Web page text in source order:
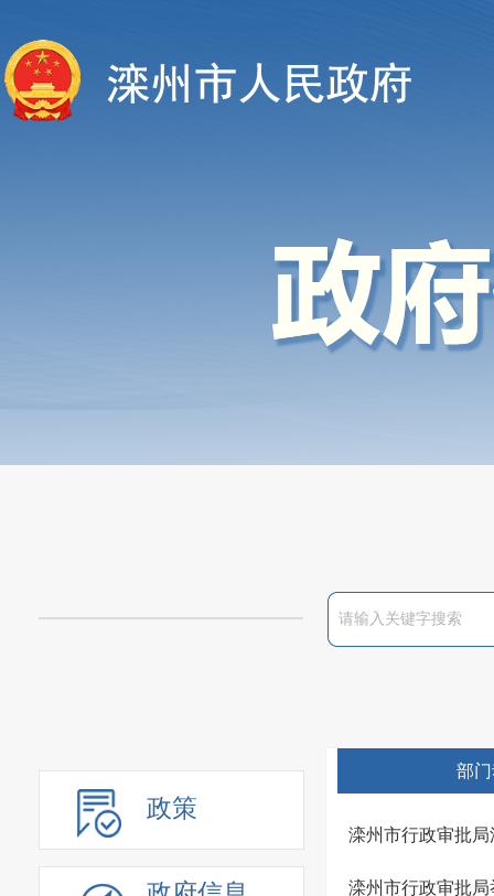
政策
部
滦州市行政审批
滦州市行政审批